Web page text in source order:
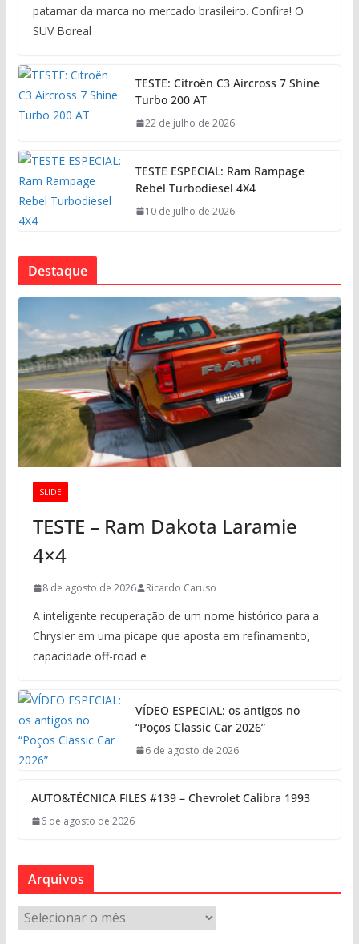
patamar da marca no mercado brasileiro. Confira! O
SUV Boreal
TESTE: Citroën C3 Aircross 7 Shine
Turbo 200 AT
22 de julho de 2026
TESTE ESPECIAL: Ram Rampage
Rebel Turbodiesel 4X4
10 de julho de 2026
Destaque
SLIDE
TESTE – Ram Dakota Laramie
4×4
8 de agosto de 2026 Ricardo Caruso
A inteligente recuperação de um nome histórico para a
Chrysler em uma picape que aposta em refinamento,
capacidade off-road e
VÍDEO ESPECIAL: os antigos no
“Poços Classic Car 2026”
6 de agosto de 2026
AUTO&TÉCNICA FILES #139 – Chevrolet Calibra 1993
6 de agosto de 2026
Arquivos
r